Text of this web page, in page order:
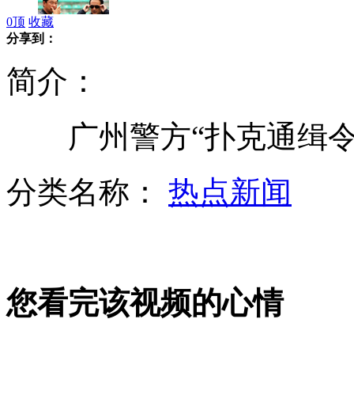
爱读书的明星们：一日不读书面目可憎
鹦鹉幼鸟被父母嫌丑抛弃
0顶 收藏
分享到：
简介：
广州警方“扑克通缉令
分类名称： 热点新闻
您看完该视频的心情